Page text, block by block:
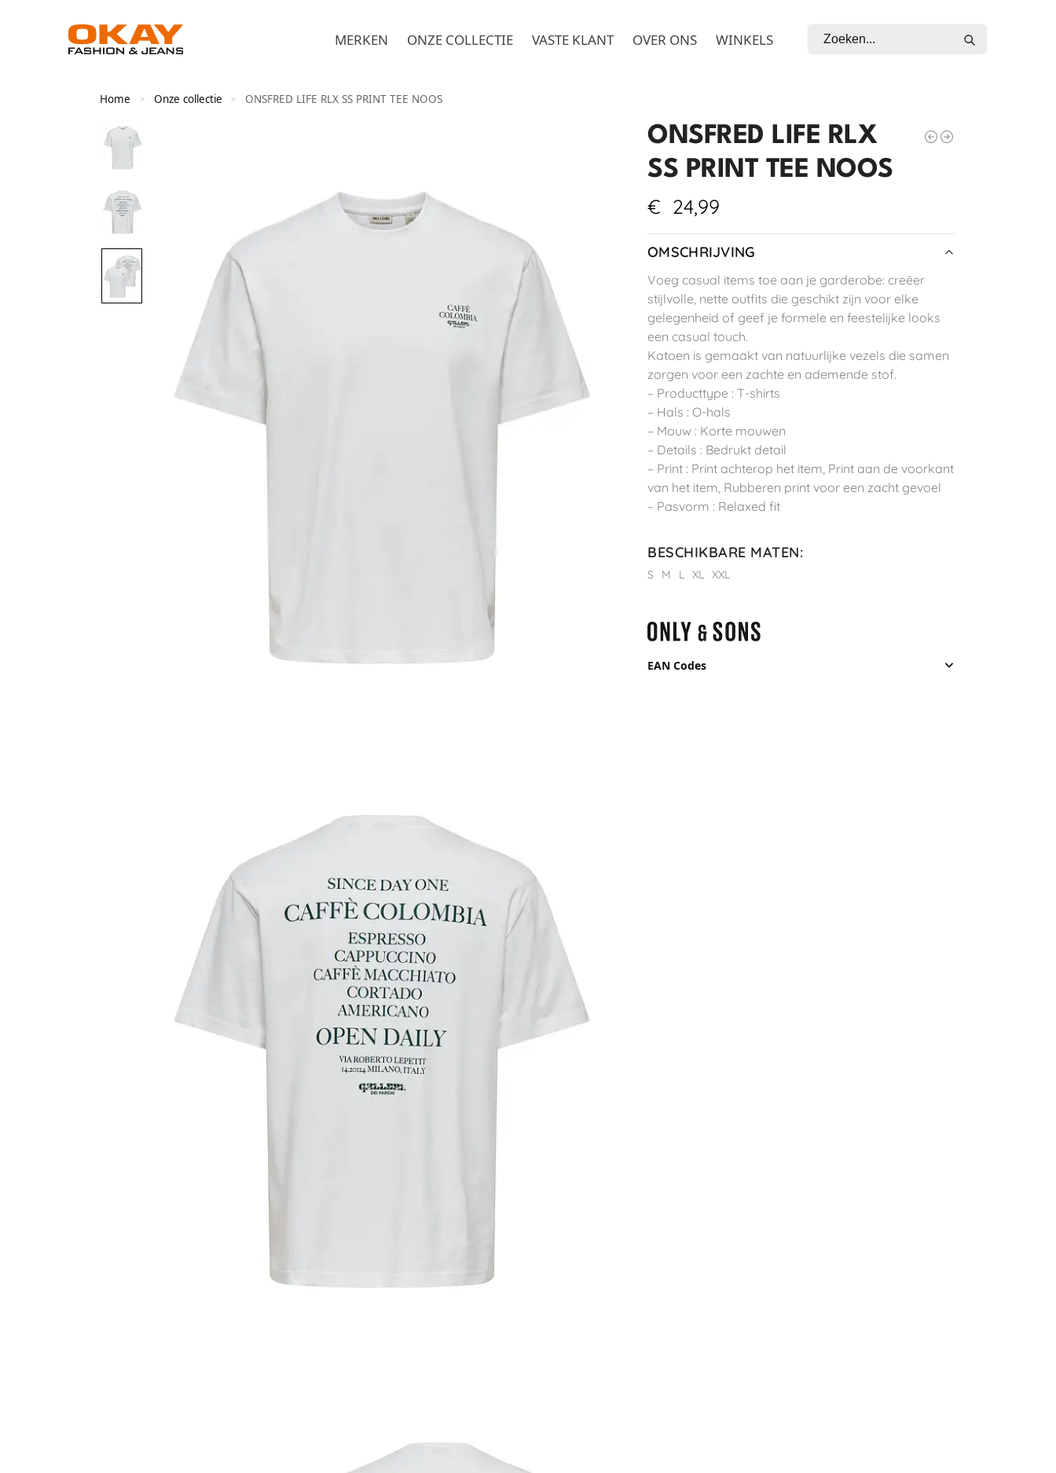
MERKEN ONZE COLLECTIE VASTE KLANT OVER ONS WINKELS
Home > Onze collectie > ONSFRED LIFE RLX SS PRINT TEE NOOS
ONSFRED LIFE RLX
SS PRINT TEE NOOS
€ 24,99
OMSCHRIJVING
Voeg casual items toe aan je garderobe: creëer
stijlvolle, nette outfits die geschikt zijn voor elke
gelegenheid of geef je formele en feestelijke looks
een casual touch.
Katoen is gemaakt van natuurlijke vezels die samen
zorgen voor een zachte en ademende stof.
– Producttype : T-shirts
– Hals : O-hals
– Mouw : Korte mouwen
– Details : Bedrukt detail
– Print : Print achterop het item, Print aan de voorkant
van het item, Rubberen print voor een zacht gevoel
– Pasvorm : Relaxed fit
BESCHIKBARE MATEN:
S M L XL XXL
EAN Codes